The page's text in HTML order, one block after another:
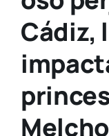
Cádiz,